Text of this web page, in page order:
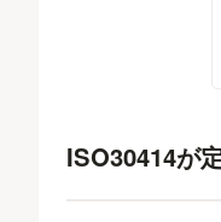
ISO30414が